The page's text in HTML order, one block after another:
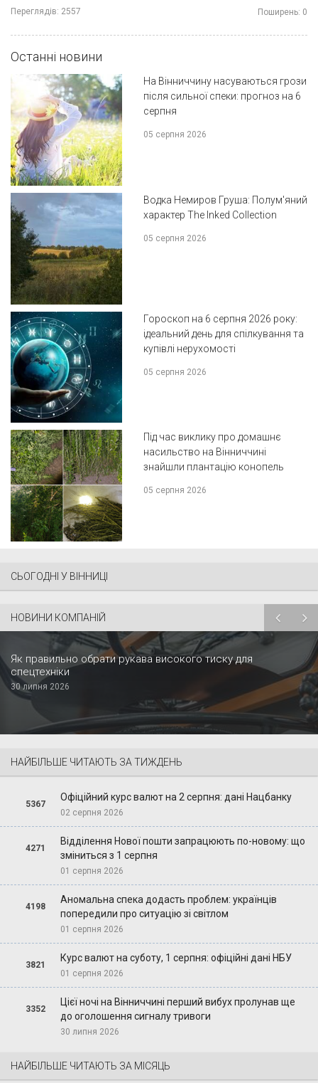
Переглядів: 2557 Поширень: 0
Останні новини
На Вінниччину насуваються грози
після сильної спеки: прогноз на 6
серпня
05 серпня 2026
Водка Немиров Груша: Полум'яний
характер The Inked Collection
05 серпня 2026
Гороскоп на 6 серпня 2026 року:
ідеальний день для спілкування та
купівлі нерухомості
05 серпня 2026
Під час виклику про домашнє
насильство на Вінниччині
знайшли плантацію конопель
05 серпня 2026
СЬОГОДНІ У ВІННИЦІ
НОВИНИ КОМПАНІЙ
Як правильно обрати рукава високого тиску для
спецтехніки
30 липня 2026
НАЙБІЛЬШЕ ЧИТАЮТЬ ЗА ТИЖДЕНЬ
5367
Офіційний курс валют на 2 серпня: дані Нацбанку
02 серпня 2026
4271
Відділення Нової пошти запрацюють по-новому: що
зміниться з 1 серпня
01 серпня 2026
4198
Аномальна спека додасть проблем: українців
попередили про ситуацію зі світлом
01 серпня 2026
3821
Курс валют на суботу, 1 серпня: офіційні дані НБУ
01 серпня 2026
3352
Цієї ночі на Вінниччині перший вибух пролунав ще
до оголошення сигналу тривоги
30 липня 2026
НАЙБІЛЬШЕ ЧИТАЮТЬ ЗА МІСЯЦЬ